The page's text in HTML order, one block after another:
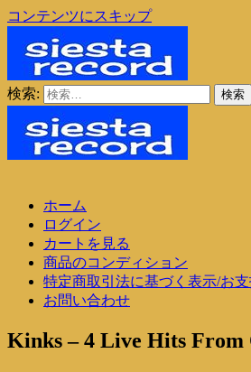
コンテンツにスキップ
シエスタレコード
中古レコード通販
検索:
ホーム
ログイン
カートを見る
商品のコンディション
特定商取引法に基づく表示/お
お問い合わせ
Kinks – 4 Live Hits From